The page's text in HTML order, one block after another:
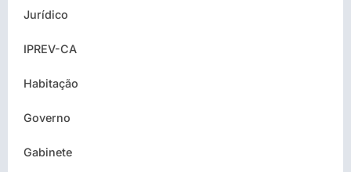
Jurídico
IPREV-CA
Habitação
Governo
Gabinete